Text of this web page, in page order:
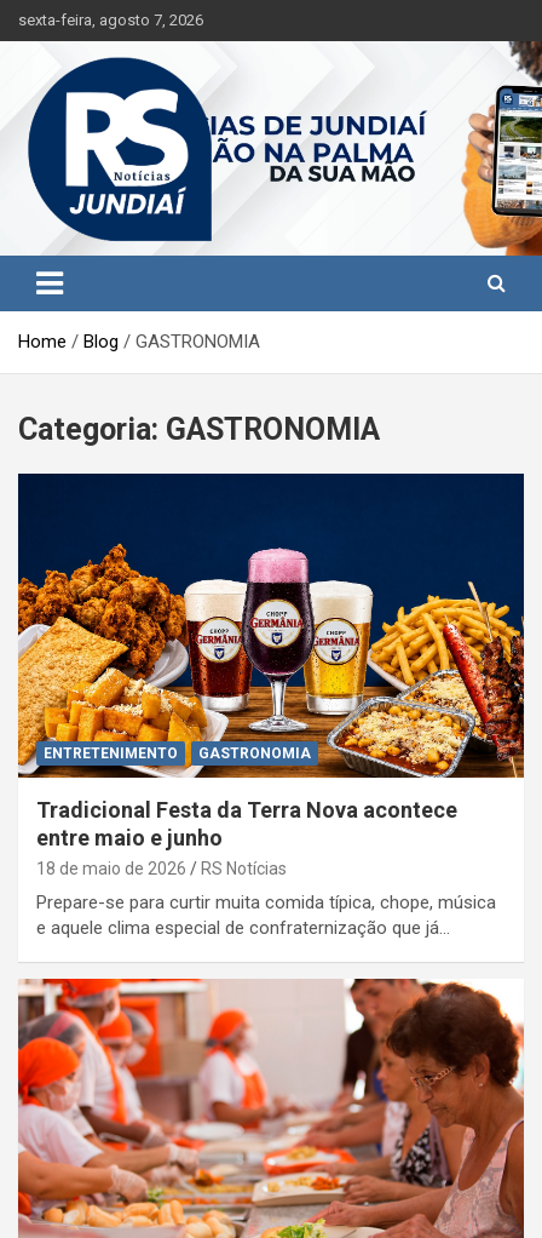
k
t
sexta-feira, agosto 7, 2026
RS Notícias Jundiaí
Jundiaí e região na palma da sua mão!
Home Blog GASTRONOMIA
Categoria: GASTRONOMIA
ENTRETENIMENTO GASTRONOMIA
Tradicional Festa da Terra Nova acontece
entre maio e junho
18 de maio de 2026 RS Notícias
Prepare-se para curtir muita comida típica, chope, música
e aquele clima especial de confraternização que já…